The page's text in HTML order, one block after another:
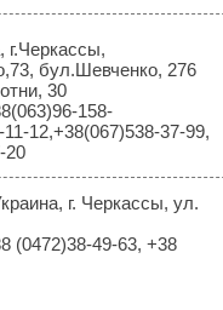
г.Черкассы,
бул.Шевченко, 276
30
158-
12,+38(067)538-37-99,
20
г. Черкассы, ул.
(0472)38-49-63, +38